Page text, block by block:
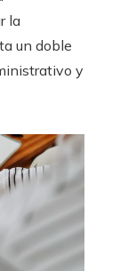
la
un doble
y